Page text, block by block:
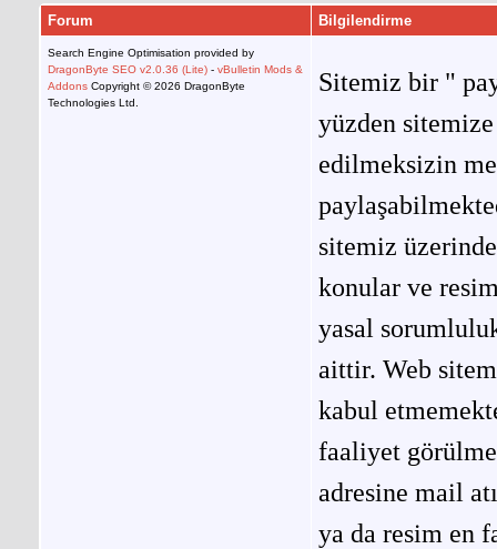
Forum Bilgilendirme
Search Engine Optimisation provided by
DragonByte SEO v2.0.36 (Lite) - vBulletin Mods &
Addons Copyright © 2026 DragonByte
Technologies Ltd.
Sitemiz bir "
yüzden
edilmeksizin
sitemiz
konular ve
yasal
aittir. Web
kabul
faaliyet
adresine mail
ya da resim en